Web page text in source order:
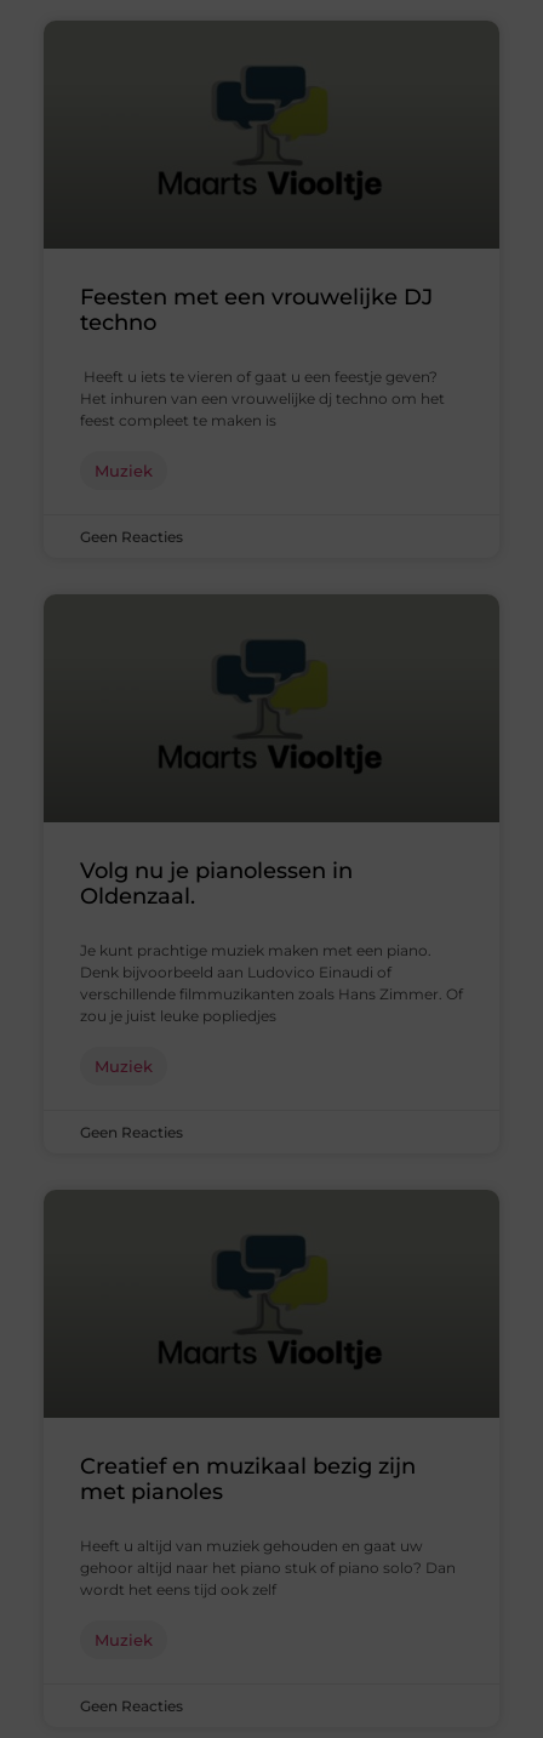
Feesten met een vrouwelijke DJ
techno
Heeft u iets te vieren of gaat u een feestje geven?
Het inhuren van een vrouwelijke dj techno om het
feest compleet te maken is
Muziek
Geen Reacties
Volg nu je pianolessen in
Oldenzaal.
Je kunt prachtige muziek maken met een piano.
Denk bijvoorbeeld aan Ludovico Einaudi of
verschillende filmmuzikanten zoals Hans Zimmer. Of
zou je juist leuke popliedjes
Muziek
Geen Reacties
Creatief en muzikaal bezig zijn
met pianoles
Heeft u altijd van muziek gehouden en gaat uw
gehoor altijd naar het piano stuk of piano solo? Dan
wordt het eens tijd ook zelf
Muziek
Geen Reacties